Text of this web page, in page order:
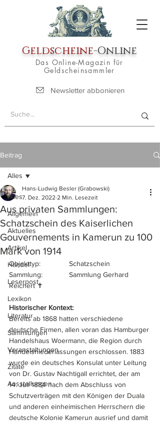
Geldscheine-Online
Das Online-Magazin für
Geldscheinsammler
Newsletter abbonieren
Beitrag
Alles
Allgemein
Aktuelles
Artikel
Handel
Leserpost
Lexikon
Literatur
Sammlungen
Veranstaltungen
Zitate
Ausstellungen
Alles
Aus privaten Sammlungen:
Schatzschein des Kaiserlichen
Gouvernements in Kamerun zu 100
Mark von 1914
Hans-Ludwig Besler (Grabowski)
7. Dez. 2022 2 Min. Lesezeit
Objekttyp:		Schatzschein
Sammlung:		Sammlung Gerhard
Reichert ✝︎
Historischer Kontext:
Bereits ab 1868 hatten verschiedene
deutsche Firmen, allen voran das Hamburger
Handelshaus Woermann, die Region durch
Handelsniederlassungen erschlossen. 1883
wurde ein deutsches Konsulat unter Leitung
von Dr. Gustav Nachtigall errichtet, der am
14. Juli 1884 nach dem Abschluss von
Schutzverträgen mit den Königen der Duala
und anderen einheimischen Herrschern die
deutsche Kolonie Kamerun ausrief und damit